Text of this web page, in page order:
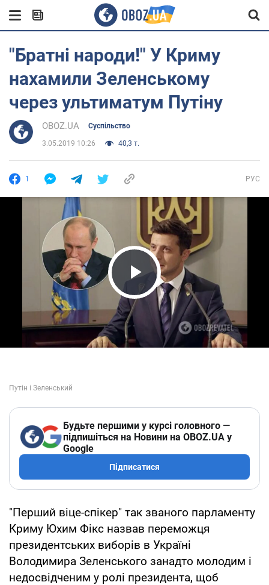
"Братні народи!" У Криму
нахамили Зеленському
через ультиматум Путіну
OBOZ.UA Суспільство
3.05.2019 10:26 40,3 т.
1 РУС
Play Video
Будьте першими у курсі головного —
підпишіться на Новини на OBOZ.UA у
Google
Підписатися
"Перший віце-спікер" так званого парламенту
Криму Юхим Фікс назвав переможця
президентських виборів в Україні
Володимира Зеленського занадто молодим і
недосвідченим у ролі президента, щоб